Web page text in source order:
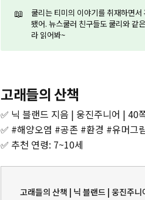
📖
쿨리는 티미의 이야기를 취재하면
됐어. 뉴스쿨러 친구들도 쿨리와 같
라 읽어봐~
고래들의 산책
✅ 닉 블랜드 지음 | 웅진주니어 | 40
✅ #해양오염 #공존 #환경 #유머그
✅ 추천 연령: 7~10세
고래들의 산책 | 닉 블랜드 | 웅진주